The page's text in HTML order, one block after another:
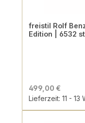
freistil Rolf
Edition | 6532
499,00 €
Lieferzeit: 11 - 13